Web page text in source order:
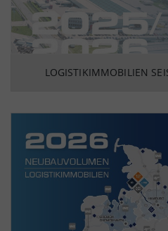
LOGISTIKIMMOBILIEN